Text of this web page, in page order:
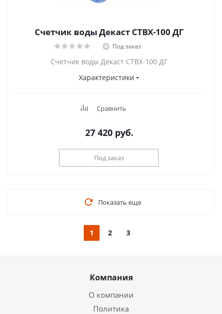
Счетчик воды Декаст СТВХ-100 ДГ
Под заказ
Счетчик воды Декаст СТВХ-100 ДГ
Характеристики
Сравнить
27 420 руб.
Под заказ
Показать еще
1 2 3
Компания
О компании
Политика